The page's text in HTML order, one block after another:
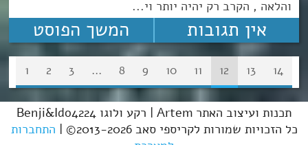
והלאה , הקרב רק יהיה יותר וי...
אין תגובות המשך הפוסט
1 2 3 … 8 9 10 11 12 13 14
תכנות ועיצוב האתר Artem | רקע ולוגו Benji&Ido4224
כל הזכויות שמורות לקריספי סאב 2013-2026© |
התחברות